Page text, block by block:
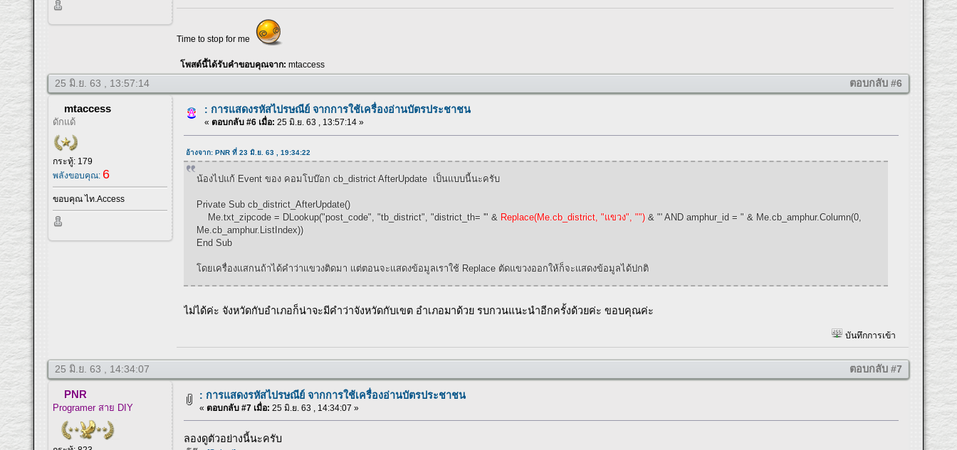
Time to stop for me
โพสต์นี้ได้รับคำขอบคุณจาก:mtaccess
25 มิ.ย. 63 , 13:57:14 ตอบกลับ #6
mtaccess
ดักแด้
กระทู้: 179
พลังขอบคุณ: 6
ขอบคุณ ไท.Access
: การแสดงรหัสไปรษณีย์ จากการใช้เครื่องอ่านบัตรประชาชน
« ตอบกลับ #6 เมื่อ: 25 มิ.ย. 63 , 13:57:14 »
อ้างจาก: PNR ที่ 23 มิ.ย. 63 , 19:34:22
น้องไปแก้ Event ของ คอมโบบ๊อก cb_district AfterUpdate เป็นแบบนี้นะครับ
Private Sub cb_district_AfterUpdate()
Me.txt_zipcode = DLookup("post_code", "tb_district", "district_th= '" & Replace(Me.cb_district, "แขวง", "") & "' AND amphur_id = " & Me.cb_amphur.Column(0,
Me.cb_amphur.ListIndex))
End Sub
โดยเครื่องแสกนถ้าได้คำว่าแขวงติดมา แต่ตอนจะแสดงข้อมูลเราใช้ Replace ตัดแขวงออกให้ก็จะแสดงข้อมูลได้ปกติ
ไม่ได้ค่ะ จังหวัดกับอำเภอก็น่าจะมีคำว่าจังหวัดกับเขต อำเภอมาด้วย รบกวนแนะนำอีกครั้งด้วยค่ะ ขอบคุณค่ะ
บันทึกการเข้า
25 มิ.ย. 63 , 14:34:07 ตอบกลับ #7
PNR
Programer สาย DIY
: การแสดงรหัสไปรษณีย์ จากการใช้เครื่องอ่านบัตรประชาชน
« ตอบกลับ #7 เมื่อ: 25 มิ.ย. 63 , 14:34:07 »
ลองดูตัวอย่างนี้นะครับ